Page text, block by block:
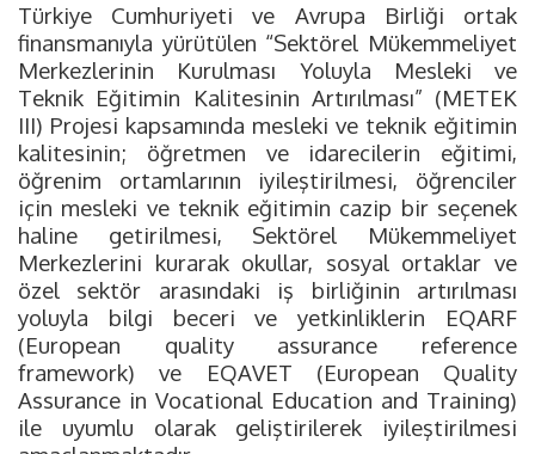
Türkiye Cumhuriyeti ve Avrupa Birliği ortak
finansmanıyla yürütülen “Sektörel Mükemmeliyet
Merkezlerinin Kurulması Yoluyla Mesleki ve
Teknik Eğitimin Kalitesinin Artırılması” (METEK
III) Projesi kapsamında mesleki ve teknik eğitimin
kalitesinin; öğretmen ve idarecilerin eğitimi,
öğrenim ortamlarının iyileştirilmesi, öğrenciler
için mesleki ve teknik eğitimin cazip bir seçenek
haline getirilmesi, Sektörel Mükemmeliyet
Merkezlerini kurarak okullar, sosyal ortaklar ve
özel sektör arasındaki iş birliğinin artırılması
yoluyla bilgi beceri ve yetkinliklerin EQARF
(European quality assurance reference
framework) ve EQAVET (European Quality
Assurance in Vocational Education and Training)
ile uyumlu olarak geliştirilerek iyileştirilmesi